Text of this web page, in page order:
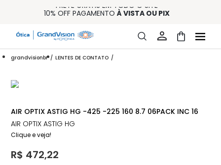
FRETE GRÁTIS EM TODO O SITE
10% OFF PAGAMENTO À VISTA OU PIX
15% OFF NA PRIMEIRA COMPRA (CONSULTE REGULAMENTO)
32% OFF NO COMBO - CONS. REG.
grandvisionbr LENTES DE CONTATO
AIR OPTIX ASTIG HG -425 -225 160 8.7 06PACK INC 16
AIR OPTIX ASTIG HG
Clique e veja!
R$ 472,22